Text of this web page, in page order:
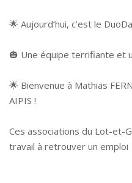
🌟 Aujourd’hui, c’est le
🎃 Une équipe terrifiante et
🌟 Bienvenue à Mathias
AIPIS !
Ces associations du Lot-et-
travail à retrouver un emploi